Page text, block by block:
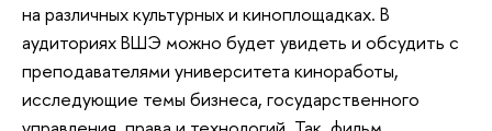
на различных культурных и киноплощадках. В
аудиториях ВШЭ можно будет увидеть и обсудить с
преподавателями университета киноработы,
исследующие темы бизнеса, государственного